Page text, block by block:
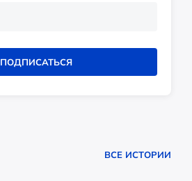
ПОДПИСАТЬСЯ
ВСЕ ИСТОРИИ